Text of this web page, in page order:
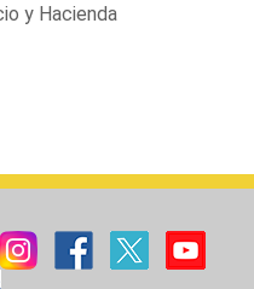
y Hacienda